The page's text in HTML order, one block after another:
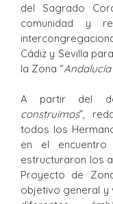
del Sagrado
comunidad y
Cádiz y Sevilla
la Zona “
A partir del
construimos”,
todos los
en el
estructuraron los
Proyecto de
objetivo general y